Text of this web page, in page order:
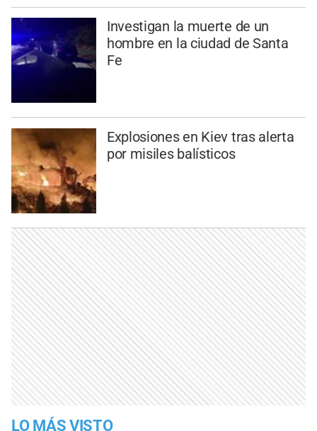
Investigan la muerte de un
hombre en la ciudad de Santa
Fe
Explosiones en Kiev tras alerta
por misiles balísticos
LO MÁS VISTO